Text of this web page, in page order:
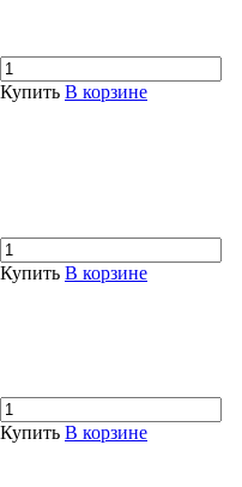
Купить В корзине
Купить В корзине
Купить В корзине